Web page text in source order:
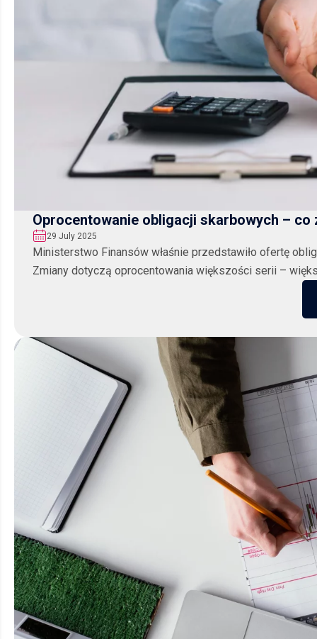
Oprocentowanie obligacji skarbowych –
29 July 2025
Ministerstwo Finansów właśnie przedstawiło ofertę
Zmiany dotyczą oprocentowania większości serii –